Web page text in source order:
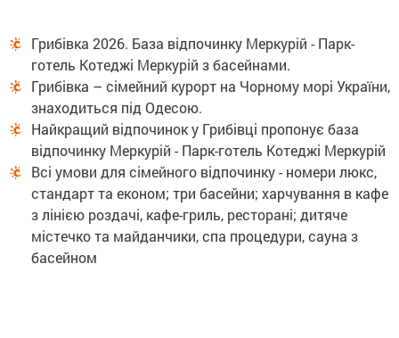
Грибівка 2026. База відпочинку Меркурій - Парк-
готель Котеджі Меркурій з басейнами.
Грибівка – сімейний курорт на Чорному морі України,
знаходиться під Одесою.
Найкращий відпочинок у Грибівці пропонує база
відпочинку Меркурій - Парк-готель Котеджі Меркурій
Всі умови для сімейного відпочинку - номери люкс,
стандарт та економ; три басейни; харчування в кафе
з лінією роздачі, кафе-гриль, ресторані; дитяче
містечко та майданчики, спа процедури, сауна з
басейном